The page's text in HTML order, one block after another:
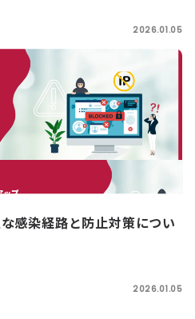
2026.01.05
感染経路と防止対策につい
2026.01.05